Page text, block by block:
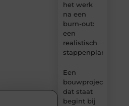
het werk
na een
burn-out:
een
realistisch
stappenplan
Een
bouwproject
dat staat
begint bij